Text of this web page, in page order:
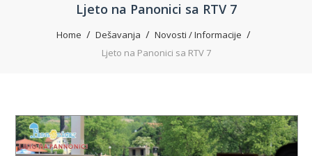
Ljeto na Panonici sa RTV 7
Home Dešavanja
Novosti / Informacije
Ljeto na Panonici sa RTV 7